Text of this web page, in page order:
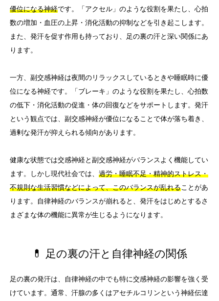
優位になる神経です。「アクセル」のような役割を果たし、心拍
数の増加・血圧の上昇・消化活動の抑制などを引き起こします。
また、発汗を促す作用も持っており、足の裏の汗と深い関係にあ
ります。
一方、副交感神経は夜間のリラックスしているときや睡眠時に優
位になる神経です。「ブレーキ」のような役割を果たし、心拍数
の低下・消化活動の促進・体の回復などをサポートします。発汗
という観点では、副交感神経が優位になることで体が落ち着き、
過剰な発汗が抑えられる傾向があります。
健康な状態では交感神経と副交感神経がバランスよく機能してい
ます。しかし現代社会では、 過労・睡眠不足・精神的ストレス・
不規則な生活習慣などによって、このバランスが乱れることがあ
ります。自律神経のバランスが崩れると、発汗をはじめとするさ
まざまな体の機能に異常が生じるようになります。
💊 足の裏の汗と自律神経の関係
足の裏の発汗は、自律神経の中でも特に交感神経の影響を強く受
けています。通常、汗腺の多くはアセチルコリンという神経伝達